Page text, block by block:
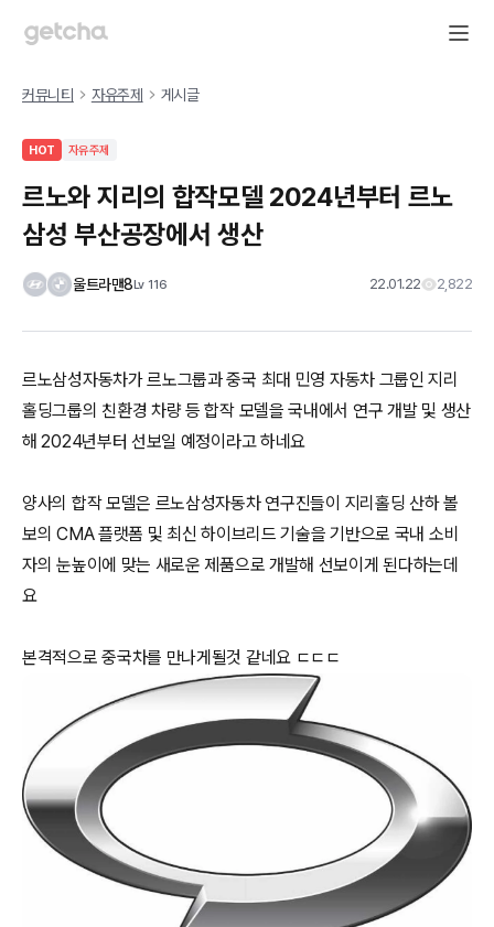
커뮤니티 자유주제 게시글
HOT 자유주제
르노와 지리의 합작모델 2024년부터 르노
삼성 부산공장에서 생산
울트라맨8Lv 116 22.01.22 2,822
르노삼성자동차가 르노그룹과 중국 최대 민영 자동차 그룹인 지리
홀딩그룹의 친환경 차량 등 합작 모델을 국내에서 연구 개발 및 생산
해 2024년부터 선보일 예정이라고 하네요
양사의 합작 모델은 르노삼성자동차 연구진들이 지리홀딩 산하 볼
보의 CMA 플랫폼 및 최신 하이브리드 기술을 기반으로 국내 소비
자의 눈높이에 맞는 새로운 제품으로 개발해 선보이게 된다하는데
요
본격적으로 중국차를 만나게될것 같네요 ㄷㄷㄷ